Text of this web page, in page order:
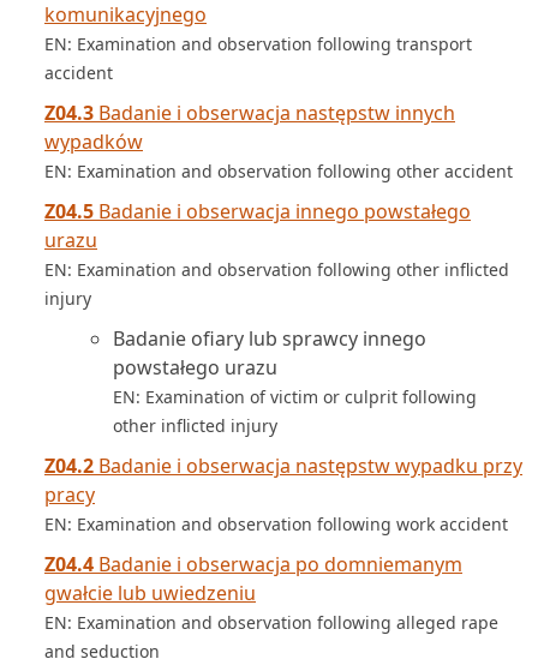
komunikacyjnego
EN: Examination and observation following transport
accident
Z04.3 Badanie i obserwacja następstw innych
wypadków
EN: Examination and observation following other accident
Z04.5 Badanie i obserwacja innego powstałego
urazu
EN: Examination and observation following other inflicted
injury
Badanie ofiary lub sprawcy innego
powstałego urazu
EN: Examination of victim or culprit following
other inflicted injury
Z04.2 Badanie i obserwacja następstw wypadku przy
pracy
EN: Examination and observation following work accident
Z04.4 Badanie i obserwacja po domniemanym
gwałcie lub uwiedzeniu
EN: Examination and observation following alleged rape
and seduction